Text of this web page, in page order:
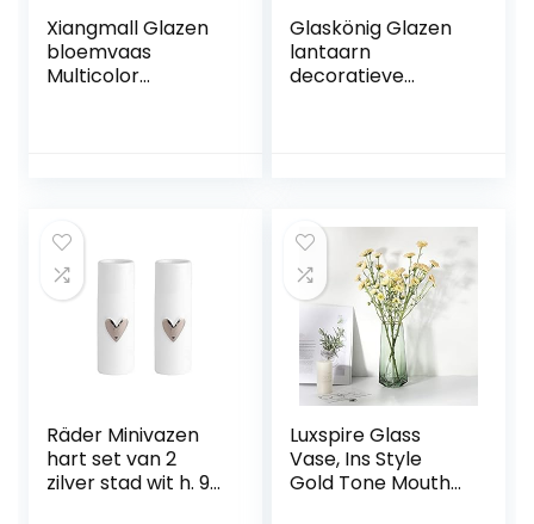
Xiangmall Glazen
bloemvaas
Multicolor
Bruiloft (Blauw
Paars)
Glaskönig Glazen
lantaarn
decoratieve
decoratief glas als
tafeldecoratie of
balkondecoratie –
glazen lantaarn als
bloemenvaas
Räder Minivazen
hart set van 2
zilver stad wit h. 9
Luxspire Glass
Vase, Ins Style
Gold Tone Mouth